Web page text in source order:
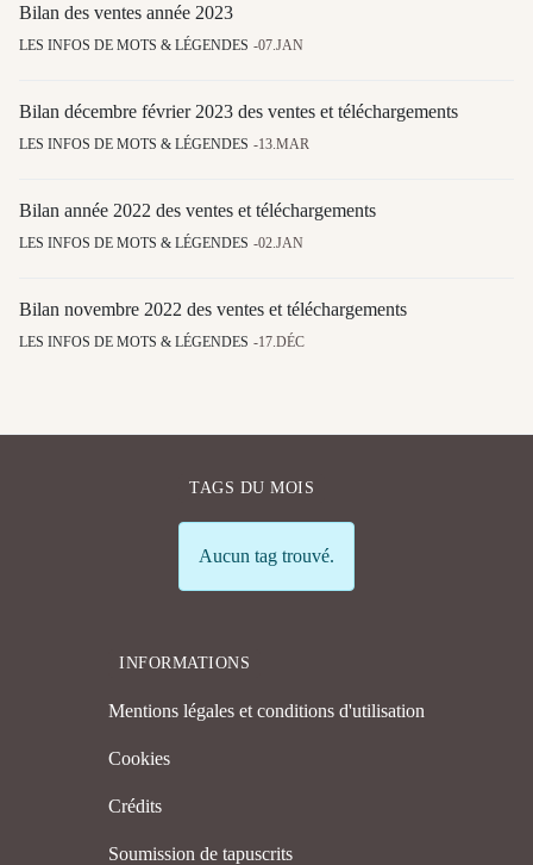
Bilan des ventes année 2023
LES INFOS DE MOTS & LÉGENDES 07.JAN
Bilan décembre février 2023 des ventes et téléchargements
LES INFOS DE MOTS & LÉGENDES 13.MAR
Bilan année 2022 des ventes et téléchargements
LES INFOS DE MOTS & LÉGENDES 02.JAN
Bilan novembre 2022 des ventes et téléchargements
LES INFOS DE MOTS & LÉGENDES 17.DÉC
TAGS DU MOIS
Info
Aucun tag trouvé.
INFORMATIONS
Mentions légales et conditions d'utilisation
Cookies
Crédits
Soumission de tapuscrits